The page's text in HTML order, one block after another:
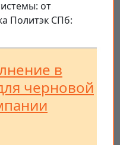
от
Политэк СПб:
в
черновой